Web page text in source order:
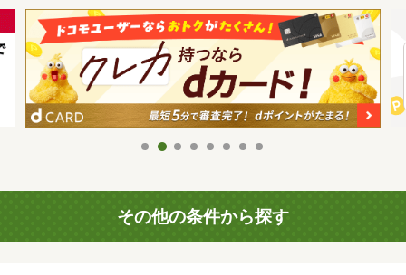
その他の条件から探す